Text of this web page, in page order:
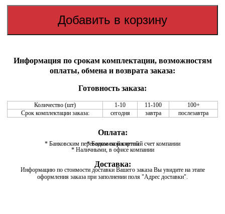
Информация по срокам комплектации, возможностям
оплаты, обмена и возврата заказа:
Готовность заказа:
Количество (шт) 1-10 11-100
100+
Срок комплектации заказа:
сегодня завтра послезавтра
Оплата:
* Банковским переводом на расчетный счет компании
* Банковской картой
* Наличными, в офисе компании
Доставка:
Информацию по стоимости доставки Вашего заказа Вы увидите на этапе
оформления заказа при заполнении поля "Адрес доставки".